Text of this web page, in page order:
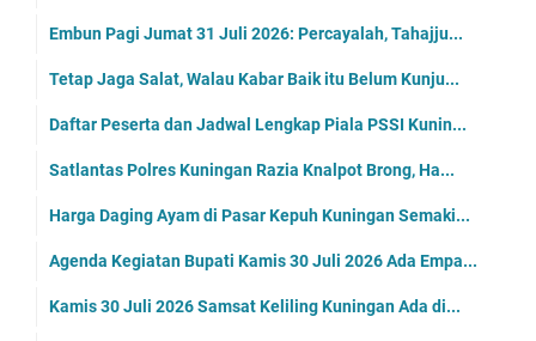
Embun Pagi Jumat 31 Juli 2026: Percayalah, Tahajju...
Tetap Jaga Salat, Walau Kabar Baik itu Belum Kunju...
Daftar Peserta dan Jadwal Lengkap Piala PSSI Kunin...
Satlantas Polres Kuningan Razia Knalpot Brong, Ha...
Harga Daging Ayam di Pasar Kepuh Kuningan Semaki...
Agenda Kegiatan Bupati Kamis 30 Juli 2026 Ada Empa...
Kamis 30 Juli 2026 Samsat Keliling Kuningan Ada di...